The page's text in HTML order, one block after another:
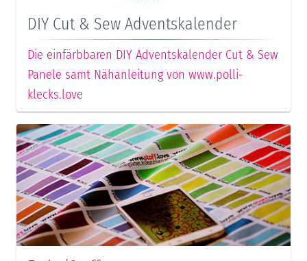
DIY Cut & Sew Adventskalender
Die einfärbbaren DIY Adventskalender Cut & Sew
Panele samt Nähanleitung von www.polli-
klecks.love